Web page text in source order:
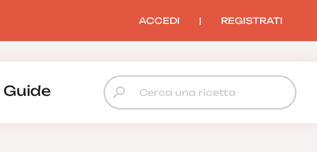
ACCEDI | REGISTRATI
Guide